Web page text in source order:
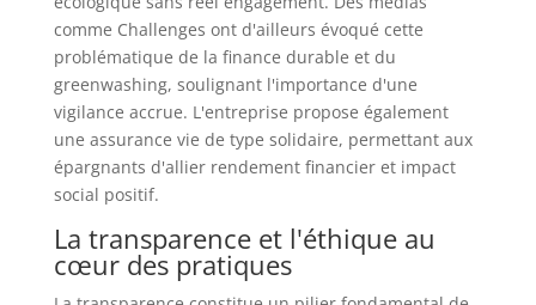
comme Challenges ont d'ailleurs évoqué cette
problématique de la finance durable et du
greenwashing, soulignant l'importance d'une
vigilance accrue. L'entreprise propose également
une assurance vie de type solidaire, permettant aux
épargnants d'allier rendement financier et impact
social positif.
La transparence et l'éthique au
cœur des pratiques